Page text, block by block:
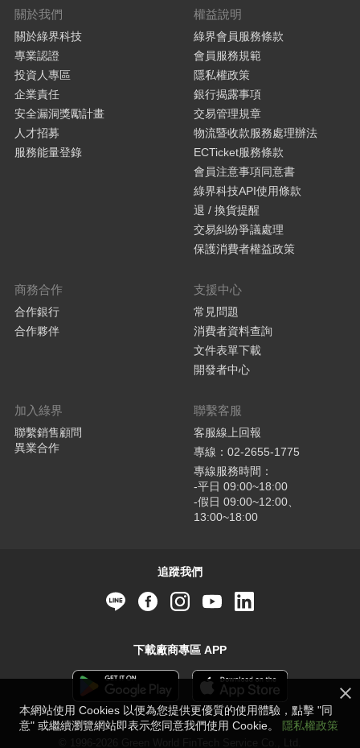
關於我們
關於綠界科技
專業認證
投資人專區
企業責任
安全漏洞獎勵計畫
人才招募
服務能量登錄
權益說明
綠界會員服務條款
會員服務規範
隱私權政策
銀行揭露事項
交易管理規章
物流暨收款服務處理辦法
ECTicket服務條款
會員注意事項同意書
綠界科技API使用條款
退 / 換貨提醒
交易糾紛爭議處理
保護消費者權益政策
商務合作
合作銀行
合作夥伴
支援中心
常見問題
消費者資料查詢
文件表單下載
開發者中心
加入綠界
聯繫銷售顧問
異業合作
聯繫客服
客服線上回報
專線：02-2655-1775
專線服務時間：
-平日 09:00~18:00
-假日 09:00~12:00、
13:00~18:00
追蹤我們
下載廠商專區 APP
本網站使用 Cookies 以便為您提供更優質的使用體驗，點擊 "同
意" 或繼續瀏覽網站即表示您同意我們使用 Cookie。
隱私權政策